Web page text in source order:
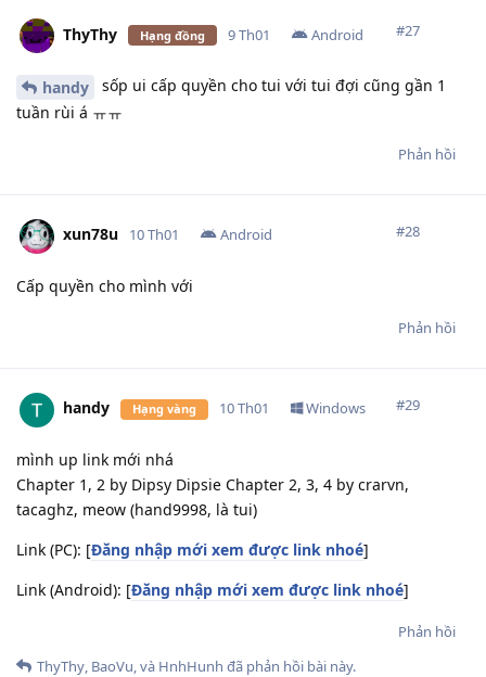
ThyThy Hạng đồng 9 Th01 #27
Android
handy
sốp ui cấp quyền cho tui với tui đợi cũng gần 1
tuần rùi á ㅠㅠ
Phản hồi
xun78u 10 Th01 #28
Android
Cấp quyền cho mình với
Phản hồi
handy Hạng vàng 10 Th01 #29
Windows
mình up link mới nhá
Chapter 1, 2 by Dipsy Dipsie Chapter 2, 3, 4 by crarvn,
tacaghz, meow (hand9998, là tui)
Link (PC): [Đăng nhập mới xem được link nhoé]
Link (Android): [Đăng nhập mới xem được link nhoé]
Phản hồi
ThyThy BaoVu , và HnhHunh đã phản hồi bài này.